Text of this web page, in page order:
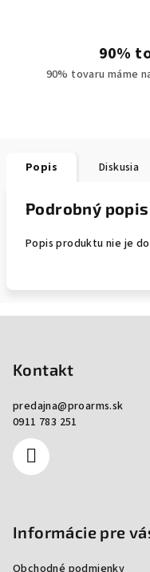
90%
90% tovaru máme
Popis Diskusia
Podrobný popis
Popis produktu nie je
Kontakt
predajna@proarms.sk
0911 783 251
Informácie pre
Obchodné podmienky